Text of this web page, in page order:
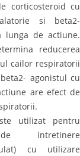
corticosteroid cu
si beta2-
lunga de actiune.
reducerea
cailor respiratorii
agonistul cu
are efect de
utilizat pentru
intretinere
cu utilizare